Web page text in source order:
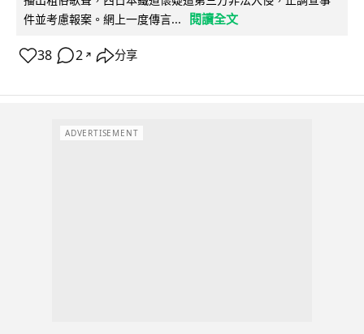
件並考慮報案。網上一度傳言...
閱讀全文
38 2 ↗ 分享
ADVERTISEMENT